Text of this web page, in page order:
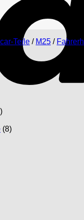
Teile / M25 /
(8)